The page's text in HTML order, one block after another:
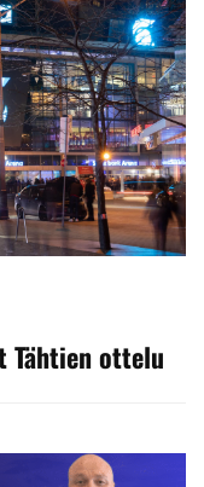
Tähtien ottelu